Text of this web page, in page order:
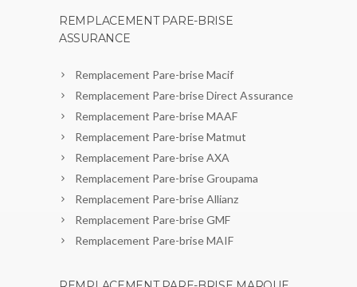
REMPLACEMENT PARE-BRISE
ASSURANCE
Remplacement Pare-brise Macif
Remplacement Pare-brise Direct Assurance
Remplacement Pare-brise MAAF
Remplacement Pare-brise Matmut
Remplacement Pare-brise AXA
Remplacement Pare-brise Groupama
Remplacement Pare-brise Allianz
Remplacement Pare-brise GMF
Remplacement Pare-brise MAIF